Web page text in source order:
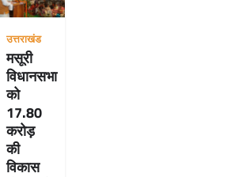
उत्तराखंड
मसूरी
विधानसभा
को
17.80
करोड़
की
विकास